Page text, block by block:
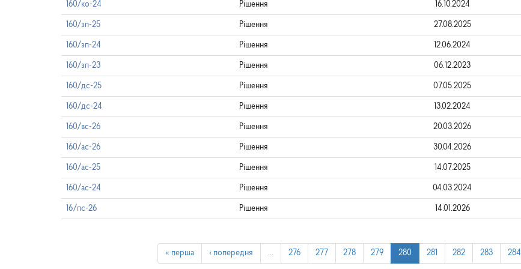
160/ко-24 Рішення 16.10.2024
160/зп-25 Рішення 27.08.2025
160/зп-24 Рішення 12.06.2024
160/зп-23 Рішення 06.12.2023
160/дс-25 Рішення 07.05.2025
160/дс-24 Рішення 13.02.2024
160/вс-26 Рішення 20.03.2026
160/ас-26 Рішення 30.04.2026
160/ас-25 Рішення 14.07.2025
160/ас-24 Рішення 04.03.2024
16/пс-26 Рішення 14.01.2026
« перша ‹ попередня … 276 277 278 279 280 281 282 283 284